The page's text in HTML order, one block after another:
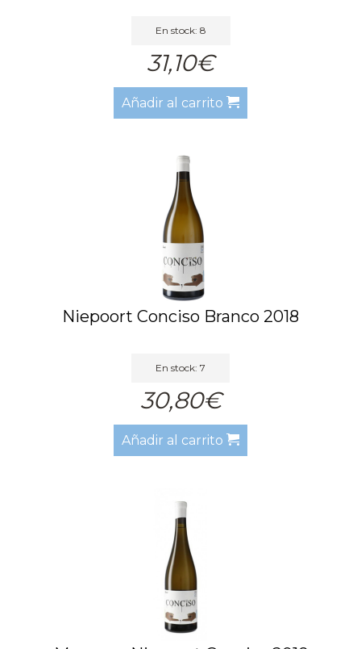
En stock: 8
31,10€
Añadir al carrito
Niepoort Conciso Branco 2018
En stock: 7
30,80€
Añadir al carrito